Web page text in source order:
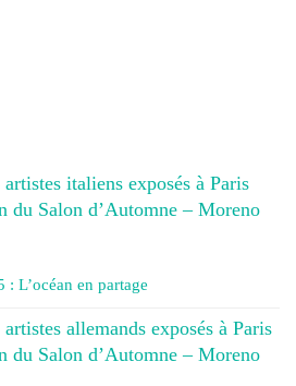
italiens exposés à Paris
du Salon d’Automne – Moreno
L’océan en partage
allemands exposés à Paris
du Salon d’Automne – Moreno